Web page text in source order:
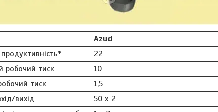
Azud
22
робочий тиск
10
тиск
1,5
вихід
50 x 2